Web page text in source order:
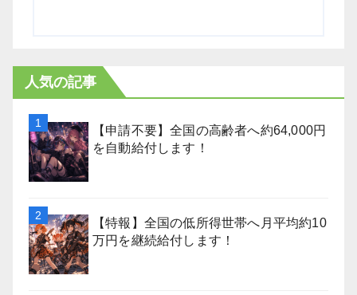
人気の記事
【申請不要】全国の高齢者へ約64,000円
を自動給付します！
【特報】全国の低所得世帯へ月平均約10
万円を継続給付します！